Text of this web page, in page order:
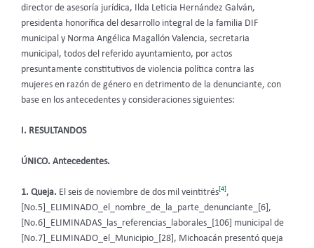
director de asesoría jurídica, Ilda Leticia Hernández Galván,
presidenta honorífica del desarrollo integral de la familia DIF
municipal y Norma Angélica Magallón Valencia, secretaria
municipal, todos del referido ayuntamiento, por actos
presuntamente constitutivos de violencia política contra las
mujeres en razón de género en detrimento de la denunciante, con
base en los antecedentes y consideraciones siguientes:
I. RESULTANDOS
ÚNICO. Antecedentes.
1. Queja. El seis de noviembre de dos mil veintitrés [4] ,
[No.5]_ELIMINADO_el_nombre_de_la_parte_denunciante_[6],
[No.6]_ELIMINADAS_las_referencias_laborales_[106] municipal de
[No.7]_ELIMINADO_el_Municipio_[28], Michoacán presentó queja